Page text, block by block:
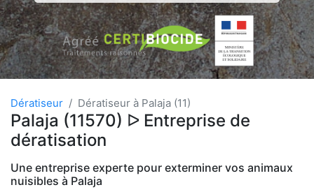
Dératiseur Dératiseur à Palaja (11)
Palaja (11570) ᐅ Entreprise de
dératisation
Une entreprise experte pour exterminer vos animaux
nuisibles à Palaja